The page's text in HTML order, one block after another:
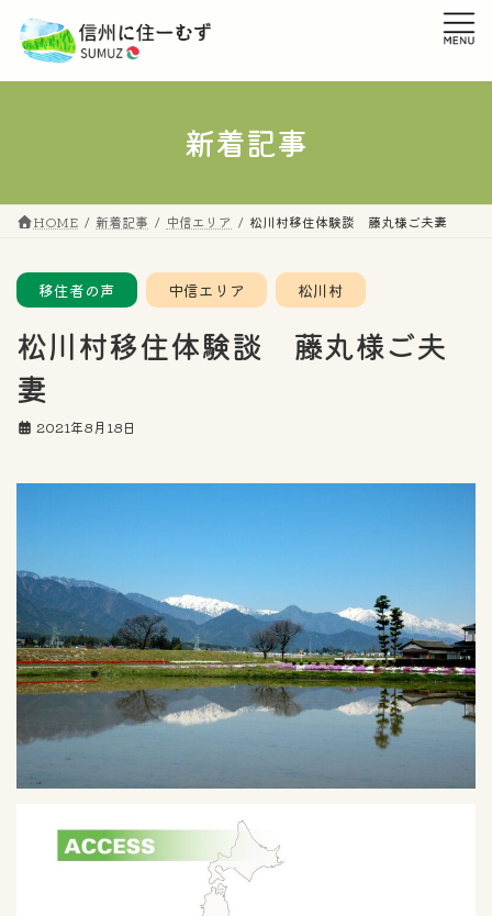
ン
プ
ー
動
新着記事
HOME 新着記事 中信エリア 松川村移住体験談 藤丸様ご夫妻
松川村移住体験談 藤丸様ご夫
妻
2021年8月18日
中信エリア 松川村
移住者の声